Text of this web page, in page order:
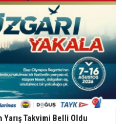
Yarış Takvimi Belli Oldu